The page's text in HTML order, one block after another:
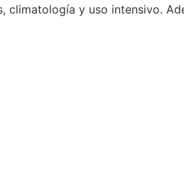
climatología y uso intensivo.